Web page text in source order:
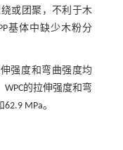
或团聚，不利于木
基体中缺少木粉分
强度和弯曲强度均
的拉伸强度和弯
MPa。